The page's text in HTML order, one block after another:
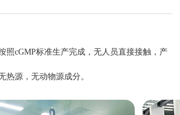
照cGMP标准生产完成，无人员直接接触，产
热源，无动物源成分。